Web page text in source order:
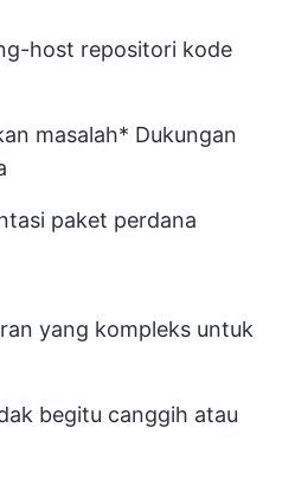
host repositori kode
masalah* Dukungan
paket perdana
yang kompleks untuk
begitu canggih atau